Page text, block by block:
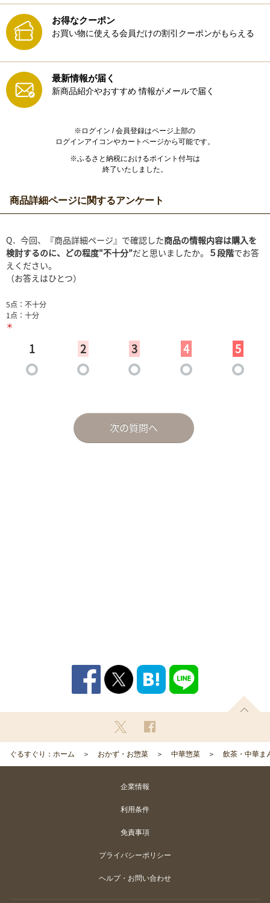
お得なクーポン
お買い物に使える会員だけの割引クーポンがもらえる
最新情報が届く
新商品紹介やおすすめ 情報がメールで届く
※ログイン / 会員登録はページ上部の
ログインアイコンやカートページから可能です。
※ふるさと納税におけるポイント付与は
終了いたしました。
商品詳細ページに関するアンケート
ぐるすぐり：ホーム おかず・お惣菜 中華惣菜 飲茶・中華ま
企業情報
利用条件
免責事項
プライバシーポリシー
ヘルプ・お問い合わせ